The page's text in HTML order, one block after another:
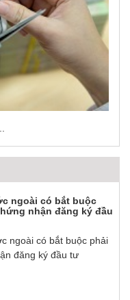
ngoài có bắt buộc
nhận đăng ký đầu